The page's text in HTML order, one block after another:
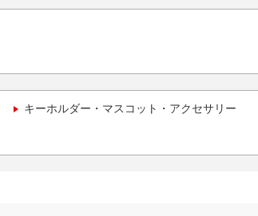
キーホルダー・マスコット・アクセサリー